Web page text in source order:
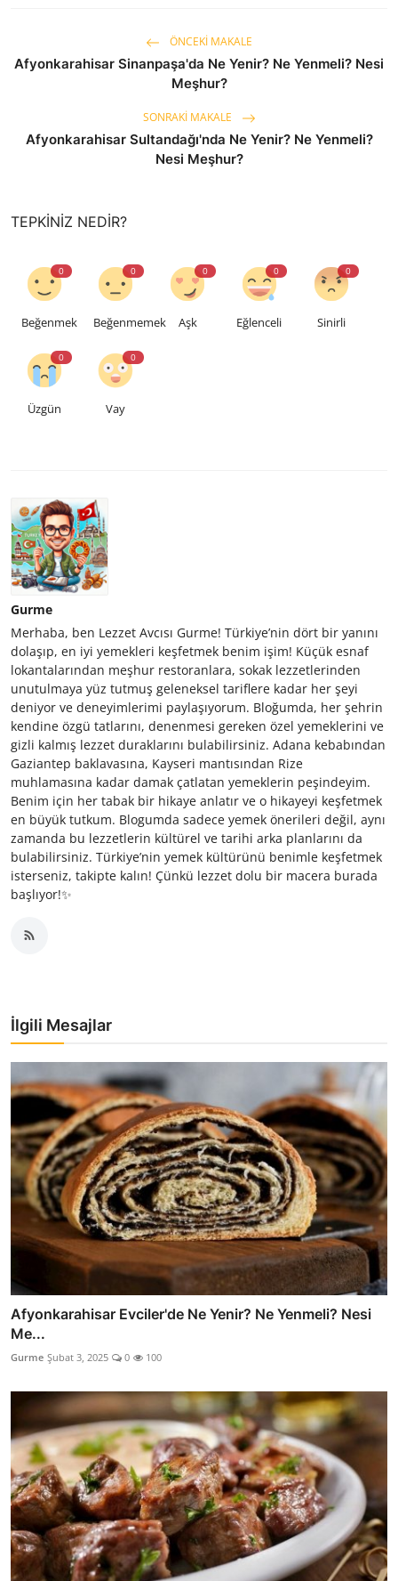
ÖNCEKI MAKALE
Afyonkarahisar Sinanpaşa'da Ne Yenir? Ne Yenmeli? Nesi
Meşhur?
SONRAKI MAKALE
Afyonkarahisar Sultandağı'nda Ne Yenir? Ne Yenmeli?
Nesi Meşhur?
TEPKINIZ NEDIR?
0
Beğenmek
0
Beğenmemek
0
Aşk
0
Eğlenceli
0
Sinirli
0
Üzgün
0
Vay
Gurme
Merhaba, ben Lezzet Avcısı Gurme! Türkiye’nin dört bir yanını
dolaşıp, en iyi yemekleri keşfetmek benim işim! Küçük esnaf
lokantalarından meşhur restoranlara, sokak lezzetlerinden
unutulmaya yüz tutmuş geleneksel tariflere kadar her şeyi
deniyor ve deneyimlerimi paylaşıyorum. Bloğumda, her şehrin
kendine özgü tatlarını, denenmesi gereken özel yemeklerini ve
gizli kalmış lezzet duraklarını bulabilirsiniz. Adana kebabından
Gaziantep baklavasına, Kayseri mantısından Rize
muhlamasına kadar damak çatlatan yemeklerin peşindeyim.
Benim için her tabak bir hikaye anlatır ve o hikayeyi keşfetmek
en büyük tutkum. Blogumda sadece yemek önerileri değil, aynı
zamanda bu lezzetlerin kültürel ve tarihi arka planlarını da
bulabilirsiniz. Türkiye’nin yemek kültürünü benimle keşfetmek
isterseniz, takipte kalın! Çünkü lezzet dolu bir macera burada
başlıyor!✨
İlgili Mesajlar
Afyonkarahisar Evciler'de Ne Yenir? Ne Yenmeli? Nesi
Me...
Gurme Şubat 3, 2025 0 100